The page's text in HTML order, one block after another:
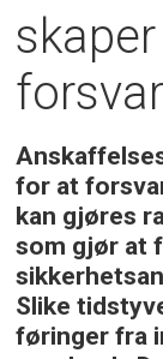
for at
kan gjøres
som gjør at
Slike
føringer fra